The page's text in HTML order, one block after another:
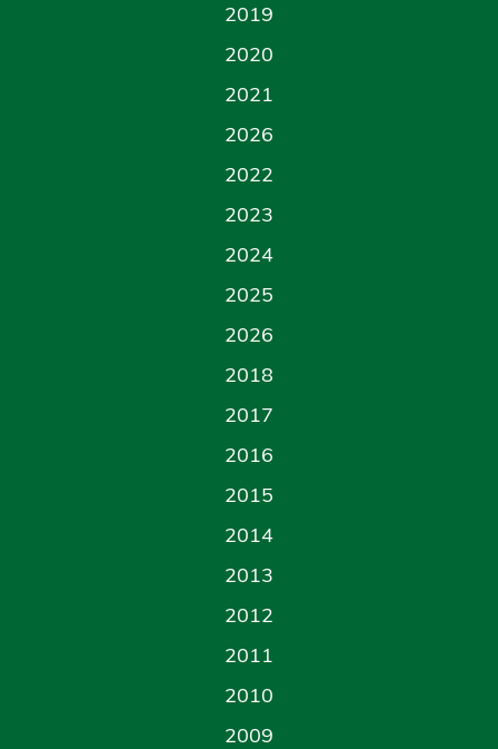
2019
2020
2021
2026
2022
2023
2024
2025
2026
2018
2017
2016
2015
2014
2013
2012
2011
2010
2009